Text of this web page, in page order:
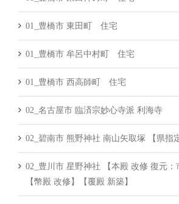
01_豊橋市 東田町 住宅
01_豊橋市 牟呂中村町 住宅
01_豊橋市 西高師町 住宅
02_名古屋市 臨済宗妙心寺派 利海寺
02_碧南市 熊野神社 南山矢取塚 【県指
02_豊川市 星野神社 【本殿 改修 復元：
【幣殿 改修】【覆殿 新築】